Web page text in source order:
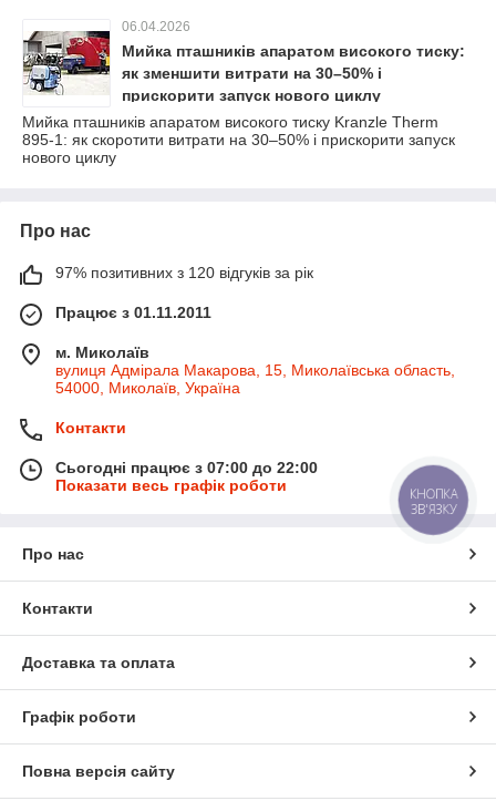
06.04.2026
Мийка пташників апаратом високого тиску:
як зменшити витрати на 30–50% і
прискорити запуск нового циклу
Мийка пташників апаратом високого тиску Kranzle Therm
895-1: як скоротити витрати на 30–50% і прискорити запуск
нового циклу
Про нас
97% позитивних з 120 відгуків за рік
Працює з 01.11.2011
м. Миколаїв
вулиця Адмірала Макарова, 15, Миколаївська область,
54000, Миколаїв, Україна
Контакти
Сьогодні працює з 07:00 до 22:00
Показати весь графік роботи
Про нас
Контакти
Доставка та оплата
Графік роботи
Повна версія сайту
КНОПКА
ЗВ'ЯЗКУ